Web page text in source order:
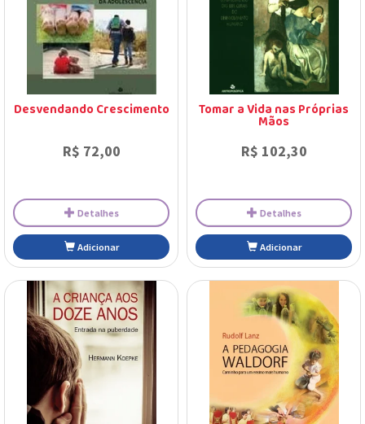
Desvendando Crescimento
R$ 72,00
Detalhes
Adicionar
Tomar a Vida nas Próprias
Mãos
R$ 102,30
Detalhes
Adicionar